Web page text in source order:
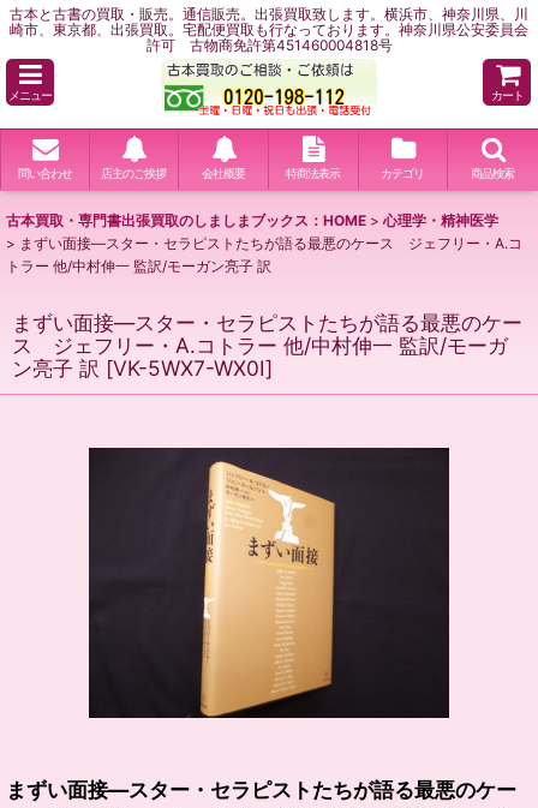
古本と古書の買取・販売。通信販売。出張買取致します。横浜市、神奈川県、川
崎市、東京都、出張買取。宅配便買取も行なっております。神奈川県公安委員会
許可 古物商免許第451460004818号
メニュー カート
問い合わせ 店主のご挨拶 会社概要 特商法表示 カテゴリ 商品検索
古本買取・専門書出張買取のしましまブックス：HOME > 心理学・精神医学
> まずい面接―スター・セラピストたちが語る最悪のケース ジェフリー・A.コ
トラー 他/中村伸一 監訳/モーガン亮子 訳
まずい面接―スター・セラピストたちが語る最悪のケー
ス ジェフリー・A.コトラー 他/中村伸一 監訳/モーガ
ン亮子 訳 [VK-5WX7-WX0I]
まずい面接―スター・セラピストたちが語る最悪のケー